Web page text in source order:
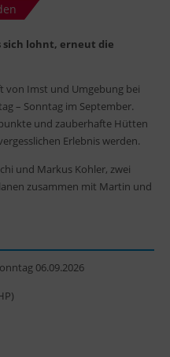
sich lohnt, erneut die
von Imst und Umgebung bei
– Sonntag im September.
und zauberhafte Hütten
Erlebnis werden.
und Markus Kohler, zwei
zusammen mit Martin und
06.09.2026